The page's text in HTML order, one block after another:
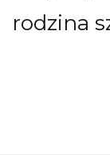
rodzina